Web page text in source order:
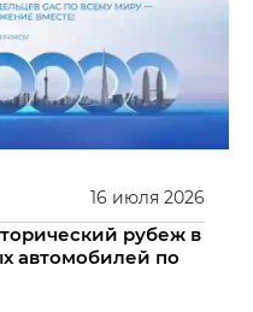
16 июля 2026
рубеж в
автомобилей по